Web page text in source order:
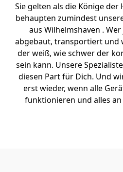
Sie gelten als die Könige
behaupten zumindest
aus Wilhelmshaven .
abgebaut, transportiert und
der weiß, wie schwer der
sein kann. Unsere
diesen Part für Dich. Und
erst wieder, wenn alle
funktionieren und alles